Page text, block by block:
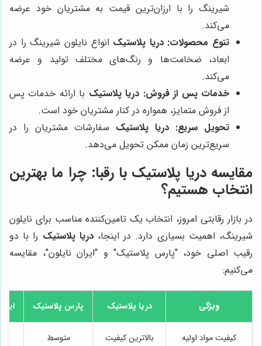
شیرینگ را با ارزان‌ترین قیمت به مشتریان خود عرضه
می‌کند.
تنوع محصولات: دریا پلاستیک انواع نایلون شیرینگ را در
ابعاد، ضخامت‌ها و رنگ‌های مختلف تولید و عرضه
می‌کند.
خدمات پس از فروش: دریا پلاستیک با ارائه خدمات پس
از فروش متمایز، همواره در کنار مشتریان خود است.
تحویل سریع: دریا پلاستیک سفارشات مشتریان را در
سریع‌ترین زمان ممکن تحویل می‌دهد.
مقایسهدریا پلاستیک با رقبا: چرا ما بهترین
انتخاب هستیم؟
در بازار رقابتی امروز، انتخاب یک تامین‌کننده مناسب برای نایلون
شیرینگ، اهمیت بسیاری دارد. در اینجا،دریا پلاستیک را با دو
رقیب اصلی خود، "پارس پلاستیک" و "ایران نایلون"، مقایسه
می‌کنیم:
ویژگی دریا پلاستیک پارس پلاستیک
کیفیت مواد اولیه بالاترین کیفیت متوسط